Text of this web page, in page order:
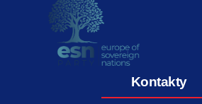
Kontakty